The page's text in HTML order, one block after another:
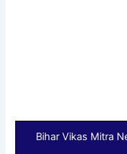
Bihar Vikas Mitra